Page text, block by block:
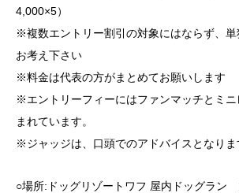
4,000×5）
※複数エントリー割引の対象にはならず、単
お考え下さい
※料金は代表の方がまとめてお願いします
※エントリーフィーにはファンマッチとミ
まれています。
※ジャッジは、口頭でのアドバイスとなりま
○場所:ドッグリゾートワフ 屋内ドッグラン